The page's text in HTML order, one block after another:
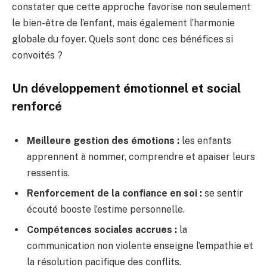
constater que cette approche favorise non seulement
le bien-être de l’enfant, mais également l’harmonie
globale du foyer. Quels sont donc ces bénéfices si
convoités ?
Un développement émotionnel et social
renforcé
Meilleure gestion des émotions : les enfants
apprennent à nommer, comprendre et apaiser leurs
ressentis.
Renforcement de la confiance en soi : se sentir
écouté booste l’estime personnelle.
Compétences sociales accrues : la
communication non violente enseigne l’empathie et
la résolution pacifique des conflits.